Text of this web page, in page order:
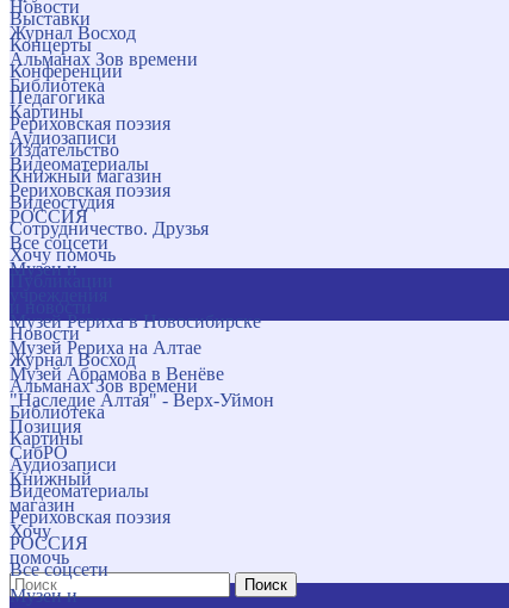
Новости
Журнал Восход
Альманах Зов времени
Библиотека
Картины
Аудиозаписи
Видеоматериалы
Рериховская поэзия
РОССИЯ
Все соцсети
Музеи и
Музей Рериха в Новосибирске
Музей Рериха на Алтае
Музей Абрамова в Венёве
"Наследие Алтая" - Верх-Уймон
Позиция
СибРО
Книжный
магазин
Хочу
помочь
Поиск
Выставки
Концерты
Конференции
Педагогика
Рериховская поэзия
Издательство
Книжный магазин
Видеостудия
Сотрудничество. Друзья
Хочу помочь
Новости
Журнал Восход
Альманах Зов времени
Библиотека
Картины
Аудиозаписи
Видеоматериалы
Рериховская поэзия
РОССИЯ
Все соцсети
Музеи и